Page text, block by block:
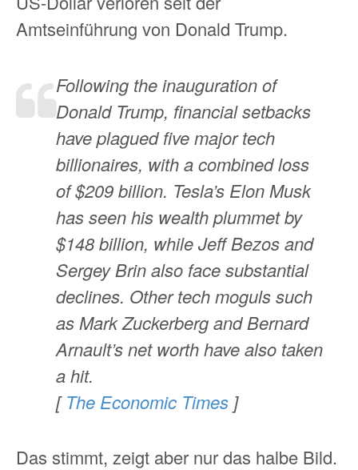
Amtseinführung von Donald Trump.
Following the inauguration of
Donald Trump, financial setbacks
have plagued five major tech
billionaires, with a combined loss
of $209 billion. Tesla’s Elon Musk
has seen his wealth plummet by
$148 billion, while Jeff Bezos and
Sergey Brin also face substantial
declines. Other tech moguls such
as Mark Zuckerberg and Bernard
Arnault’s net worth have also taken
a hit.
[The Economic Times ]
Das stimmt, zeigt aber nur das halbe Bild.